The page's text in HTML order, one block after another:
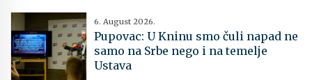
6. August 2026.
Pupovac: U Kninu smo čuli napad ne
samo na Srbe nego i na temelje
Ustava